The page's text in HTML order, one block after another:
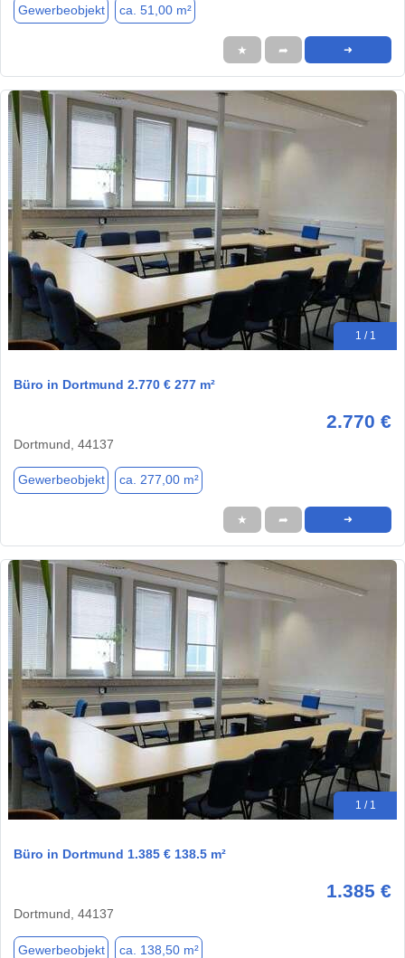
Gewerbeobjekt ca. 51,00 m²
★ ➦ ➜
1 / 1
Büro in Dortmund 2.770 € 277 m²
2.770 €
Dortmund, 44137
Gewerbeobjekt ca. 277,00 m²
★ ➦ ➜
1 / 1
Büro in Dortmund 1.385 € 138.5 m²
1.385 €
Dortmund, 44137
Gewerbeobjekt ca. 138,50 m²